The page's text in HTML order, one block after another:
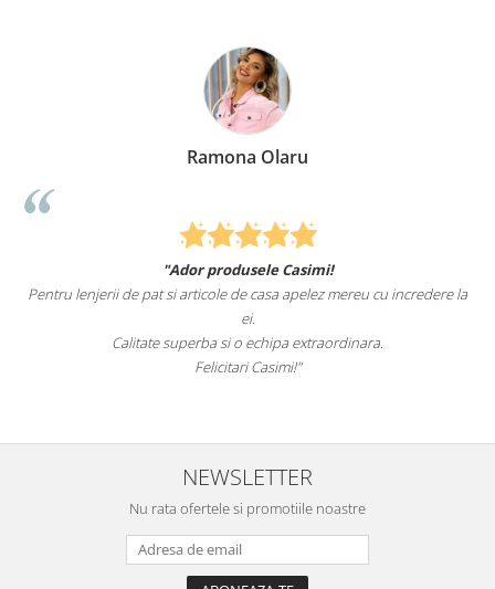
Ramona Olaru
"Ador produsele Casimi!
Pentru lenjerii de pat si articole de casa apelez mereu cu incredere la
ei.
Calitate superba si o echipa extraordinara.
Felicitari Casimi!"
NEWSLETTER
Nu rata ofertele si promotiile noastre